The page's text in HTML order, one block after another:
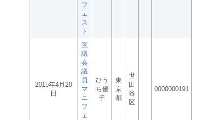
フ
ェ
ス
ト
2015年4月20
日
区
議
会
議
員
マ
ニ
フ
ェ
ひう
ち優
子
東
京
都
世
田
谷
区
0000000191